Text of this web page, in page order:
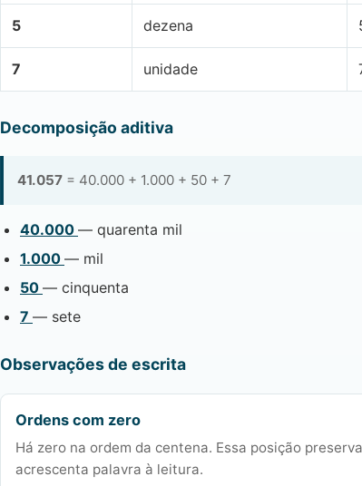
5 dezena
7 unidade
Decomposição aditiva
41.057 = 40.000 + 1.000 + 50 + 7
40.000 — quarenta mil
1.000 — mil
50 — cinquenta
7 — sete
Observações de escrita
Ordens com zero
Há zero na ordem da centena. Essa posição
acrescenta palavra à leitura.